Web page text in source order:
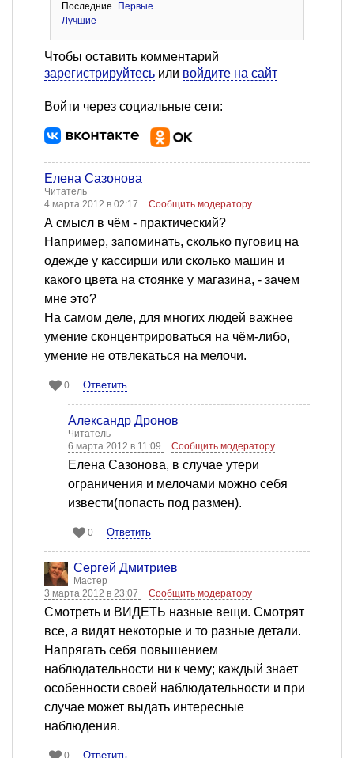
Последние
Первые
Лучшие
Чтобы оставить комментарий
зарегистрируйтесь или войдите на сайт
Войти через социальные сети:
Елена Сазонова
Читатель
4 марта 2012 в 02:17
Сообщить модератору
А смысл в чём - практический?
Например, запоминать, сколько пуговиц на
одежде у кассирши или сколько машин и
какого цвета на стоянке у магазина, - зачем
мне это?
На самом деле, для многих людей важнее
умение сконцентрироваться на чём-либо,
умение не отвлекаться на мелочи.
0 Ответить
Александр Дронов
Читатель
6 марта 2012 в 11:09
Сообщить модератору
Елена Сазонова, в случае утери
ограничения и мелочами можно себя
извести(попасть под размен).
0 Ответить
Сергей Дмитриев
Мастер
3 марта 2012 в 23:07
Сообщить модератору
Смотреть и ВИДЕТЬ назные вещи. Смотрят
все, а видят некоторые и то разные детали.
Напрягать себя повышением
наблюдательности ни к чему; каждый знает
особенности своей наблюдательности и при
случае может выдать интересные
наблюдения.
0 Ответить